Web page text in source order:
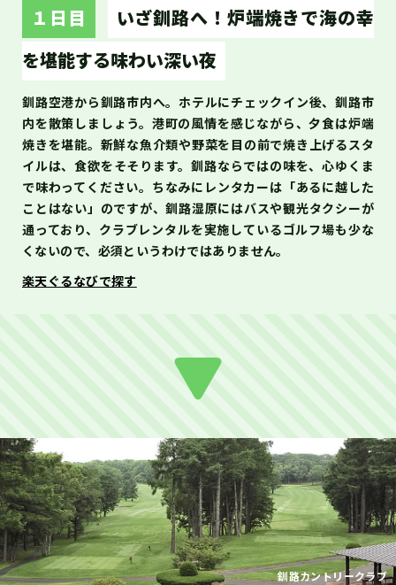
１日目
いざ釧路へ！炉端焼きで海の幸
を堪能する味わい深い夜
釧路空港から釧路市内へ。ホテルにチェックイン後、釧路市
内を散策しましょう。港町の風情を感じながら、夕食は炉端
焼きを堪能。新鮮な魚介類や野菜を目の前で焼き上げるスタ
イルは、食欲をそそります。釧路ならではの味を、心ゆくま
で味わってください。ちなみにレンタカーは「あるに越した
ことはない」のですが、釧路湿原にはバスや観光タクシーが
通っており、クラブレンタルを実施しているゴルフ場も少な
くないので、必須というわけではありません。
楽天ぐるなびで探す
釧路カントリークラブ